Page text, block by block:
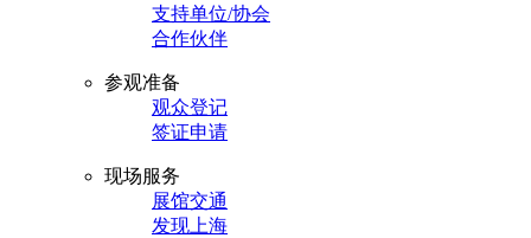
支持单位/协会
合作伙伴
参观准备
观众登记
签证申请
现场服务
展馆交通
发现上海